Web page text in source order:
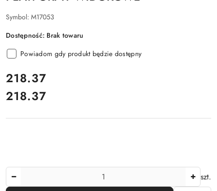
Symbol: M17053
Dostępność: Brak towaru
Powiadom gdy produkt będzie dostępny
cena:
218.37
Cena:
218.37
szt.